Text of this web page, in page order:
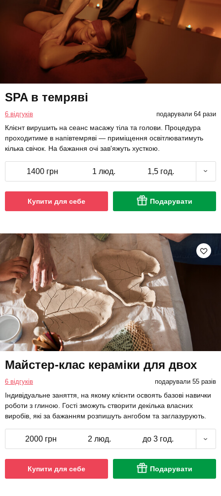
SPA в темряві
6 відгуків подарували 64 рази
Клієнт вирушить на сеанс масажу тіла та голови. Процедура
проходитиме в напівтемряві — приміщення освітлюватимуть
кілька свічок. На бажання очі зав'яжуть хусткою.
1400 грн 1 люд. 1,5 год.
Купити для себе Подарувати
Майстер-клас кераміки для двох
6 відгуків подарували 55 разів
Індивідуальне заняття, на якому клієнти освоять базові навички
роботи з глиною. Гості зможуть створити декілька власних
виробів, які за бажанням розпишуть ангобом та заглазурують.
2000 грн 2 люд. до 3 год.
Купити для себе Подарувати